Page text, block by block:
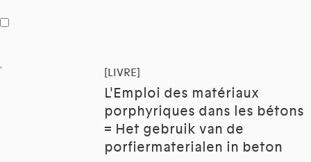
[LIVRE]
L'Emploi des matériaux
porphyriques dans les bétons
= Het gebruik van de
porfiermaterialen in beton